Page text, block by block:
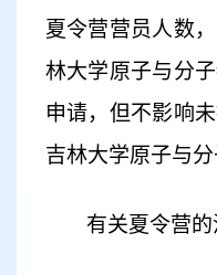
夏令营营员人数
林大学原子与分
申请，但不影响
吉林大学原子与
有关夏令营的